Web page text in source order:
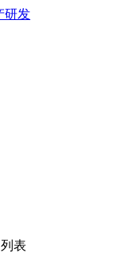
表